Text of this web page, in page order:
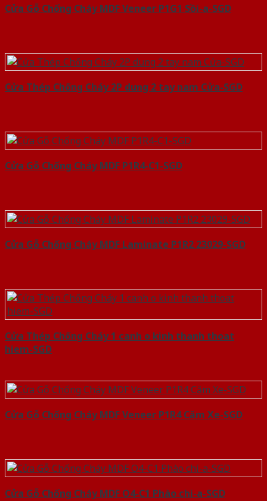
Cửa Gỗ Chống Cháy MDF Veneer P1G1 Sồi-a-SGD
Cửa Thép Chống Cháy 2P dung 2 tay nam Cửa-SGD
Cửa Gỗ Chống Cháy MDF P1R4-C1-SGD
Cửa Gỗ Chống Cháy MDF Laminate P1R2 23029-SGD
Cửa Thép Chống Cháy 1 canh o kinh thanh thoat
hiem-SGD
Cửa Gỗ Chống Cháy MDF Veneer P1R4 Căm Xe-SGD
Cửa Gỗ Chống Cháy MDF O4-C1 Phào chi-a-SGD